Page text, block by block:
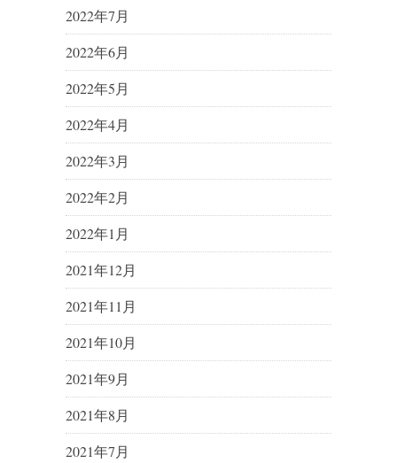
2022年7月
2022年6月
2022年5月
2022年4月
2022年3月
2022年2月
2022年1月
2021年12月
2021年11月
2021年10月
2021年9月
2021年8月
2021年7月